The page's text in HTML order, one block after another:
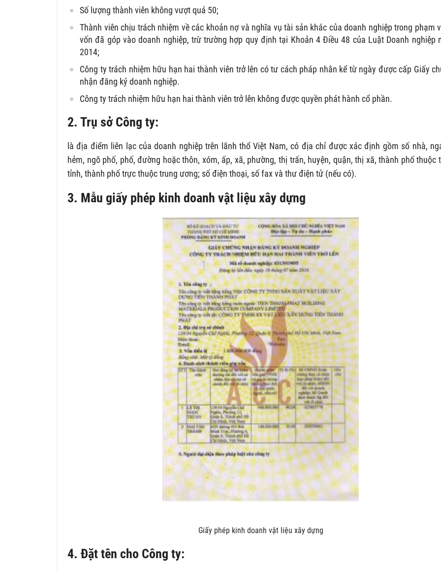
Số lượng thành viên không vượt quá 50;
Thành viên chịu trách nhiệm về các khoản nợ và nghĩa vụ tài sản khác của doanh nghiệp trong phạm
vốn đã góp vào doanh nghiệp, trừ trường hợp quy định tại Khoản 4 Điều 48 của Luật Doanh nghiệp
2014;
Công ty trách nhiệm hữu hạn hai thành viên trở lên có tư cách pháp nhân kể từ ngày được cấp Giấy
nhận đăng ký doanh nghiệp.
Công ty trách nhiệm hữu hạn hai thành viên trở lên không được quyền phát hành cổ phần.
2. Trụ sở Công ty:
là địa điểm liên lạc của doanh nghiệp trên lãnh thổ Việt Nam, có địa chỉ được xác định gồm số nhà,
hẻm, ngõ phố, phố, đường hoặc thôn, xóm, ấp, xã, phường, thị trấn, huyện, quận, thị xã, thành phố thuộc
tỉnh, thành phố trực thuộc trung ương; số điện thoại, số fax và thư điện tử (nếu có).
3. Mẫu giấy phép kinh doanh vật liệu xây dựng
Giấy phép kinh doanh vật liệu xây dựng
4. Đặt tên cho Công ty: